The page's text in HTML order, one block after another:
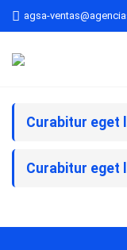
agsa-
Curabitur eget
Curabitur eget